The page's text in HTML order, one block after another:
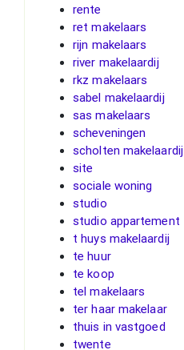
rente
ret makelaars
rijn makelaars
river makelaardij
rkz makelaars
sabel makelaardij
sas makelaars
scheveningen
scholten makelaardij
site
sociale woning
studio
studio appartement
t huys makelaardij
te huur
te koop
tel makelaars
ter haar makelaar
thuis in vastgoed
twente